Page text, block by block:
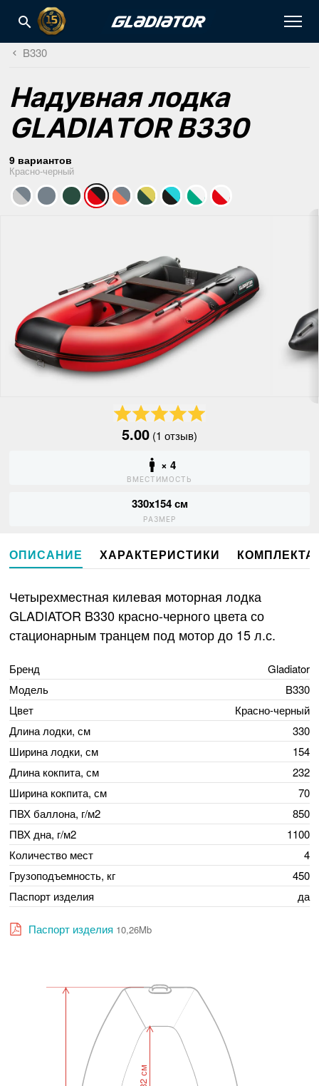
B330
Надувная лодка
GLADIATOR B330
9 вариантов
Красно-черный
5.00 (1 отзыв)
× 4
ВМЕСТИМОСТЬ
330x154 см
РАЗМЕР
ОПИСАНИЕ ХАРАКТЕРИСТИКИ
Четырехместная килевая моторная лодка
GLADIATOR B330 красно-черного цвета со
стационарным транцем под мотор до 15 л.с.
Бренд
Gladiator
Модель
B330
Цвет
Красно-черный
Длина лодки, см
330
Ширина лодки, см
154
Длина кокпита, см
232
Ширина кокпита, см
70
ПВХ баллона, г/м2
850
ПВХ дна, г/м2
1100
Количество мест
4
Грузоподъемность, кг
450
Паспорт изделия
да
Паспорт изделия 10,26Mb
232 см